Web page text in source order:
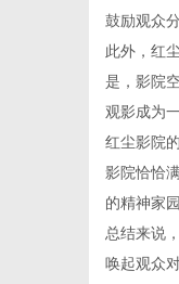
鼓励观众
此外，红
是，影院
观影成为
红尘影院
影院恰恰
的精神家园
总结来说
唤起观众